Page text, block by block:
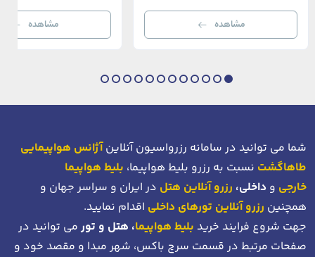
رستوران‌ها و ویلاها در هم آمیخته و تصویری
بی‌نظیر از استانبول معاصر را به […]
مشاهده
می‌رسند. امینونو از دوران بیزانس
عثمانی و امروز، به لطف موقعیت
مشاهده
شما می توانید در سامانه رزرواسیون آنلاینآژانس هواپیمایی
طاهاگشت نسبت به رزرو بلیط هواپیما، بلیط هواپیما
خارجی و داخلی، رزرو آنلاین هتل در ایران و سراسر جهان و
همچنین رزرو آنلاین تورهای داخلی اقدام نمایید.
جهت شروع فرایند خرید بلیط هواپیما، هتل و تورمی توانید در
صفحات مرتبط در قسمت سرچ باکس، شهر مبدا و مقصد خود و